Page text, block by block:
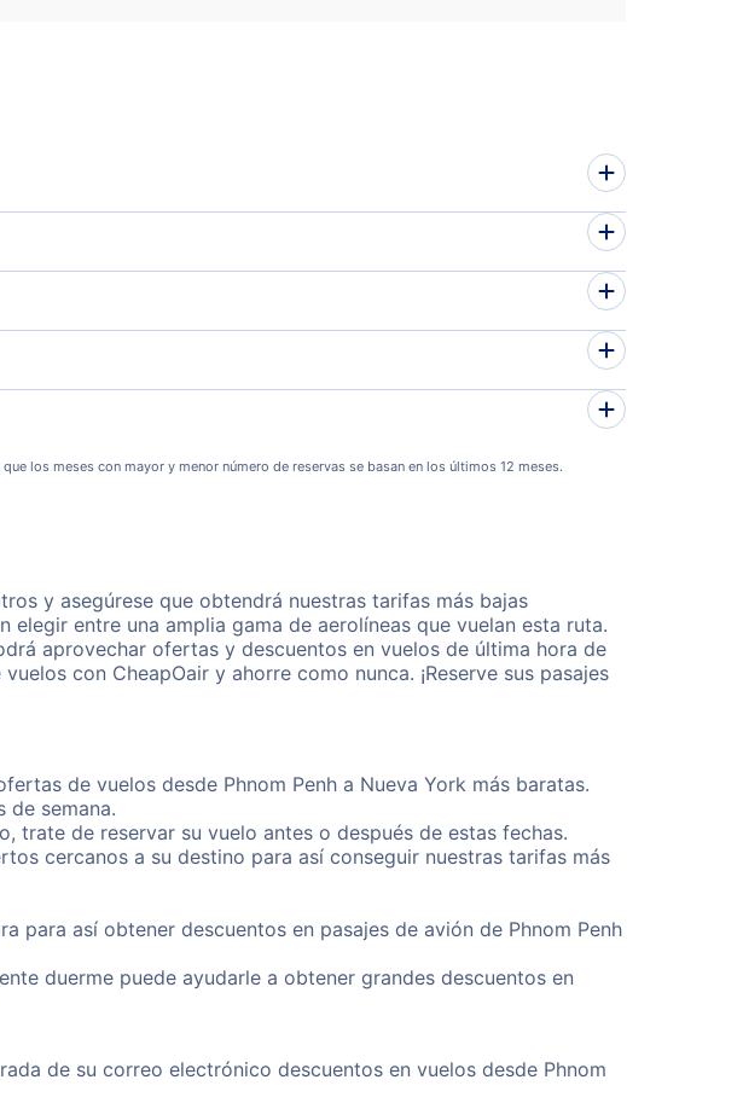
los meses con mayor y menor número de reservas se basan en los últimos 12 meses.
y asegúrese que obtendrá nuestras tarifas más bajas
entre una amplia gama de aerolíneas que vuelan esta ruta.
aprovechar ofertas y descuentos en vuelos de última hora de
con CheapOair y ahorre como nunca. ¡Reserve sus pasajes
de vuelos desde Phnom Penh a Nueva York más baratas.
de semana.
trate de reservar su vuelo antes o después de estas fechas.
cercanos a su destino para así conseguir nuestras tarifas más
así obtener descuentos en pasajes de avión de Phnom Penh
duerme puede ayudarle a obtener grandes descuentos en
de su correo electrónico descuentos en vuelos desde Phnom